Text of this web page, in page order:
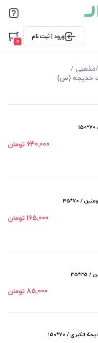
ورود | ثبت نام
0
/مذهبی /
خدیجه (س)
640٬000 تومان
/ 70*35
165٬000 تومان
85٬000 تومان
/ 70*150